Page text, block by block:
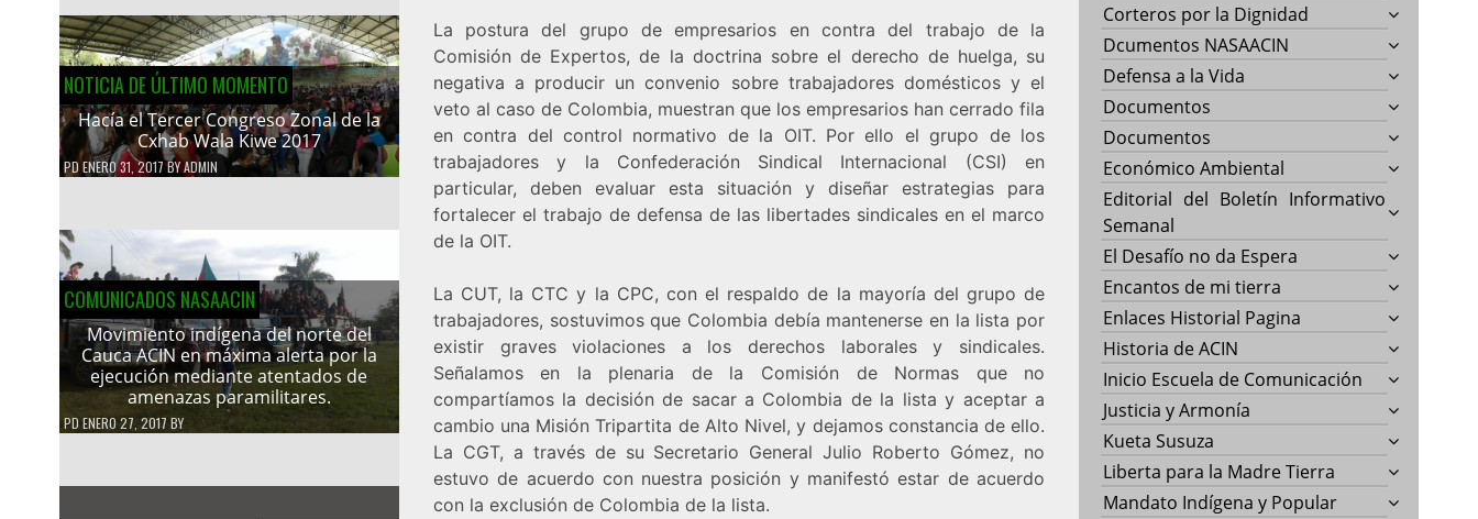
NOTICIA DE ÚLTIMO MOMENTO
Hacía el Tercer Congreso Zonal de la
Cxhab Wala Kiwe 2017
PDENERO 31, 2017BYADMIN
COMUNICADOS NASAACIN
Movimiento indígena del norte del
Cauca ACIN en máxima alerta por la
ejecución mediante atentados de
amenazas paramilitares.
PD ENERO 27, 2017 BY
La postura del grupo de empresarios en contra del trabajo de la
Comisión de Expertos, de la doctrina sobre el derecho de huelga, su
negativa a producir un convenio sobre trabajadores domésticos y el
veto al caso de Colombia, muestran que los empresarios han cerrado fila
en contra del control normativo de la OIT. Por ello el grupo de los
trabajadores y la Confederación Sindical Internacional (CSI) en
particular, deben evaluar esta situación y diseñar estrategias para
fortalecer el trabajo de defensa de las libertades sindicales en el marco
de la OIT.
La CUT, la CTC y la CPC, con el respaldo de la mayoría del grupo de
trabajadores, sostuvimos que Colombia debía mantenerse en la lista por
existir graves violaciones a los derechos laborales y sindicales.
Señalamos en la plenaria de la Comisión de Normas que no
compartíamos la decisión de sacar a Colombia de la lista y aceptar a
cambio una Misión Tripartita de Alto Nivel, y dejamos constancia de ello.
La CGT, a través de su Secretario General Julio Roberto Gómez, no
estuvo de acuerdo con nuestra posición y manifestó estar de acuerdo
con la exclusión de Colombia de la lista.
Corteros por la Dignidad
Dcumentos NASAACIN
Defensa a la Vida
Documentos
Documentos
Económico Ambiental
Editorial del Boletín Informativo
Semanal
El Desafío no da Espera
Encantos de mi tierra
Enlaces Historial Pagina
Historia de ACIN
Inicio Escuela de Comunicación
Justicia y Armonía
Kueta Susuza
Liberta para la Madre Tierra
Mandato Indígena y Popular